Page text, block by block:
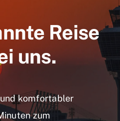
Reise
uns.
komfortabler
zum